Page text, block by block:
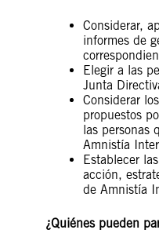
Considerar,
informes de
Elegir a las
Junta
Considerar
propuestos
las personas
Amnistía
Establecer
acción,
de Amnistía
¿Quiénes pueden